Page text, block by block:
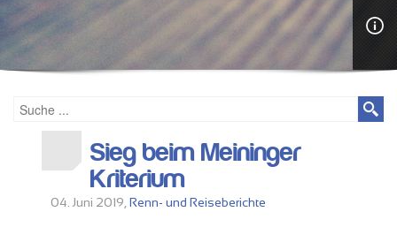
Sieg beim Meininger
Kriterium
04. Juni 2019, Renn- und Reiseberichte